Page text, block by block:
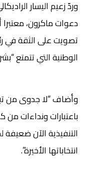
وردّ زعيم اليسار
دعوات ماكرون، معتبرا
تصويت على الثقة في
الوطنية التي تتمتع
وأضاف “لا جدوى من
باعتبارات ونداءات من
التنفيذية الآن
انتخاباتها الأخيرة”.